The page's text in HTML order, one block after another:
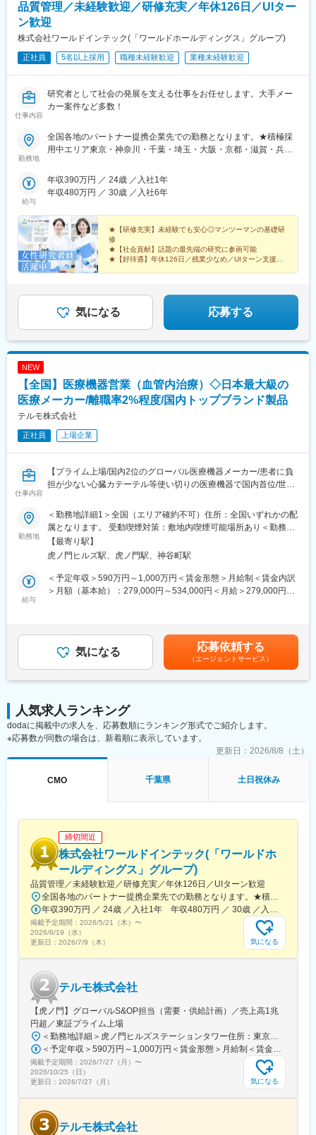
品質管理／未経験歓迎／研修充実／年休126日／UIター
ン歓迎
株式会社ワールドインテック(「ワールドホールディングス」グループ)
正社員 5名以上採用 職種未経験歓迎 業種未経験歓迎
仕事内容
研究者として社会の発展を支える仕事をお任せします。大手メー
カー案件など多数！
勤務地
全国各地のパートナー提携企業先での勤務となります。★積極採
用中エリア東京・神奈川・千葉・埼玉・大阪・京都・滋賀・兵
プロジェクトを用意。※勤務地は希望を最大限考慮して決定しま
す。※U・Iターン歓迎！住宅補助あり（月6万7000円まで会社補
助）＼NEW！エリア制度導入／全国でスキルを伸ばしたい方も、
細は選考時にご案内いたします。【配属先企業の一例】中外製薬
株式会社中外製薬工業株式会社株式会社明治堺化学工業株式会社
日本化薬株式会社日東電工株式会社 豊橋事業所ニプロファーマ株
式会社 大舘工場株式会社カネカ株式会社DNPファインケミカル宇
都宮株式会社中外医科学研究所東邦チタニウム株式会社高田製薬
化学EMS株式会社株式会社エネコート 他
給与
年収390万円 ／ 24歳 ／入社1年
年収480万円 ／ 30歳 ／入社6年
★【研修充実】未経験でも安心◎マンツーマンの基礎研
修
★【社会貢献】話題の最先端の研究に参画可能
★【好待遇】年休126日／残業少なめ／UIターン支援充
気になる 応募する
NEW
【全国】医療機器営業（血管内治療）◇日本最大級の
医療メーカー/離職率2%程度/国内トップブランド製品
テルモ株式会社
正社員 上場企業
仕事内容
【プライム上場/国内2位のグローバル医療機器メーカー/患者に負
担が少ない心臓カテーテル等使い切りの医療機器で国内首位/世界
■メインミッション：
担当エリアの病院（主に医師）に対し、当社のインターベンショ
ナルシステムズ事業（血管内治療）にて扱っている製品を提案し
ていただきます。
製品の販売、サービスの提供を通じて医療現場の改題を解決する
ことで医療に貢献し、テルモブランドを育成することがミッショ
ンです。
・担当製品の販売活動、各種販促イベントの企画運営
・製品適正使用のための技術サポート（手術の立会いあり）
・製品適正使用に必要となる文献・資料・製品関連情報の提供
■担当製品：
心臓や下肢の血管の病気に対し、カテーテルを用いて治療する
「バスキュラーインターベンション（血管内カテーテル治療）」
肝臓がんの化学療法「インターベンショナルオンコロジー」に関
医師が求める操作性や品質を追求するとともに、患者さんの身体
https://www.terumo.co.jp/business/tis
■配属エリア：
国内支店のいずれかの配属となります。それぞれ在籍拠点をベー
スにチームでエリアを担当しています。業務を通じた「感動」と
「成長」を大事にする職場でチーム活動を重視した風土です。
■担当に関して：
大学病院などの基幹病院を担当いただきます。
■仕事の魅力：
治療部位や手順に合わせて多様な製品を展開する中で、患者さん
には治療効果とQOLの向上を、ドクターには手技において最大限
のパフォーマンスを発揮できる製品を提供することを目指してい
ます。中でもMRは製品情報提供のみならず、販売した医療機器が
安全に使用されるために研修会を開催しり、使用にあたってのト
レーニングの機会を提供するなど重要な役割を担っているため、
やりがいを感じられます。
勤務地
＜勤務地詳細1＞全国（エリア確約不可）住所：全国いずれかの配
属となります。 受動喫煙対策：敷地内喫煙可能場所あり＜勤務地
詳細2＞虎ノ門ヒルズステーションタワー住所：東京都港区虎ノ門
２丁目６－１ 虎ノ門ヒルズ ステーションタワー 受動喫煙対策：
ートワーク含む）
【最寄り駅】
虎ノ門ヒルズ駅、虎ノ門駅、神谷町駅
給与
＜予定年収＞590万円～1,000万円＜賃金形態＞月給制＜賃金内訳
＞月額（基本給）：279,000円～534,000円＜月給＞279,000円～
はあくまでも目安の金額であり、選考を通じて上下する可能性が
あります。月給(月額)は固定手当を含めた表記です。
気になる 応募依頼する
（エージェントサービス）
人気求人ランキング
dodaに掲載中の求人を、応募数順にランキング形式でご紹介します。
※応募数が同数の場合は、新着順に表示しています。
更新日： 2026/8/8（土）
CMO 千葉県 土日祝休み
締切間近
株式会社ワールドインテック(「ワールドホ
ールディングス」グループ)
品質管理／未経験歓迎／研修充実／年休126日／UIターン歓迎
掲載予定期間： 2026/5/21（木） 〜
2026/8/19（水）
更新日： 2026/7/9（木） 気になる
テルモ株式会社
【虎ノ門】グローバルS&OP担当（需要・供給計画）／売上高1兆
円超／東証プライム上場
掲載予定期間： 2026/7/27（月） 〜
2026/10/25（日）
更新日： 2026/7/27（月） 気になる
テルモ株式会社